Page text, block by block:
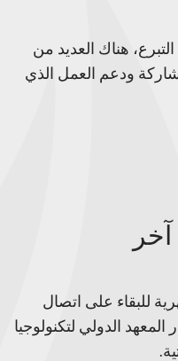
هناك العديد من
ودعم العمل الذي
للبقاء على اتصال
الدولي لتكنولوجيا